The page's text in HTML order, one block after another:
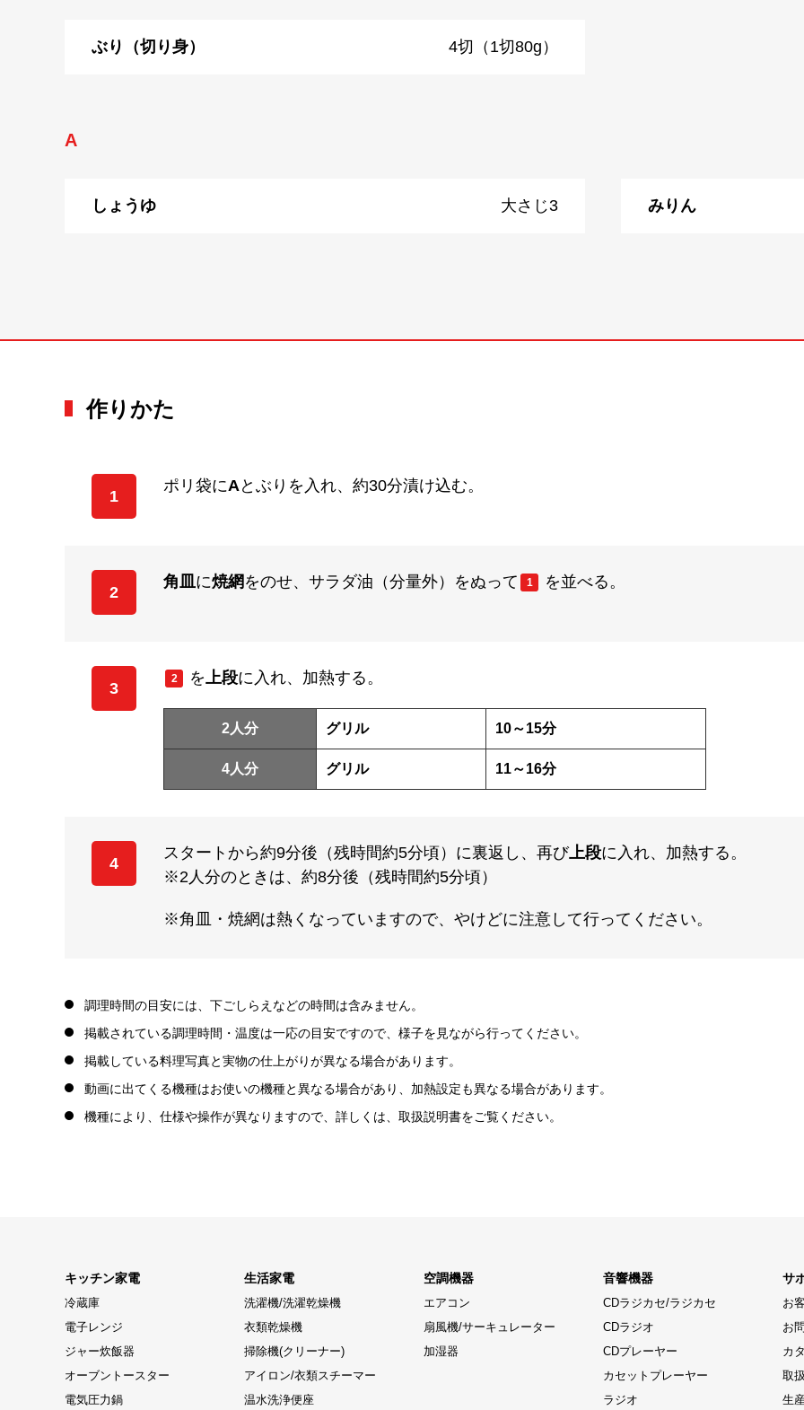
ぶり（切り身） 4切（1切80g）
A
しょうゆ 大さじ3 みりん
作りかた
1
ポリ袋にAとぶりを入れ、約30分漬け込む。
2
角皿に焼網 をのせ、サラダ油（分量外）をぬって 1 を並べる。
3
2 を上段に入れ、加熱する。
2人分 グリル 10～15分
4人分 グリル 11～16分
4
スタートから約9分後（残時間約5分頃）に裏返し、再び上段に入れ、加熱する。
※2人分のときは、約8分後（残時間約5分頃）
※角皿・焼網は熱くなっていますので、やけどに注意して行ってください。
調理時間の目安には、下ごしらえなどの時間は含みません。
掲載されている調理時間・温度は一応の目安ですので、様子を見ながら行ってください。
掲載している料理写真と実物の仕上がりが異なる場合があります。
動画に出てくる機種はお使いの機種と異なる場合があり、加熱設定も異なる場合があります。
機種により、仕様や操作が異なりますので、詳しくは、取扱説明書をご覧ください。
キッチン家電
冷蔵庫
電子レンジ
ジャー炊飯器
オーブントースター
電気圧力鍋
生活家電
洗濯機/洗濯乾燥機
衣類乾燥機
掃除機(クリーナー)
アイロン/衣類スチーマー
温水洗浄便座
空調機器
エアコン
扇風機/サーキュレーター
加湿器
音響機器
CDラジカセ/ラジカセ
CDラジオ
CDプレーヤー
カセットプレーヤー
ラジオ
サ
お
お
カ
取
生